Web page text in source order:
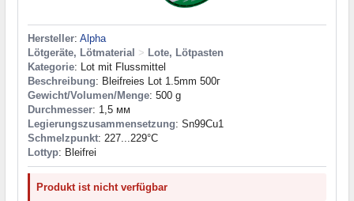
Hersteller: Alpha
Lötgeräte, Lötmaterial > Lote, Lötpasten
Kategorie: Lot mit Flussmittel
Beschreibung: Bleifreies Lot 1.5mm 500г
Gewicht/Volumen/Menge: 500 g
Durchmesser: 1,5 мм
Legierungszusammensetzung: Sn99Cu1
Schmelzpunkt: 227...229°С
Lottyp: Bleifrei
Produkt ist nicht verfügbar